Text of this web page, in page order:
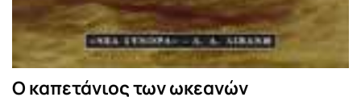
Ο καπετάνιος των ωκεανών